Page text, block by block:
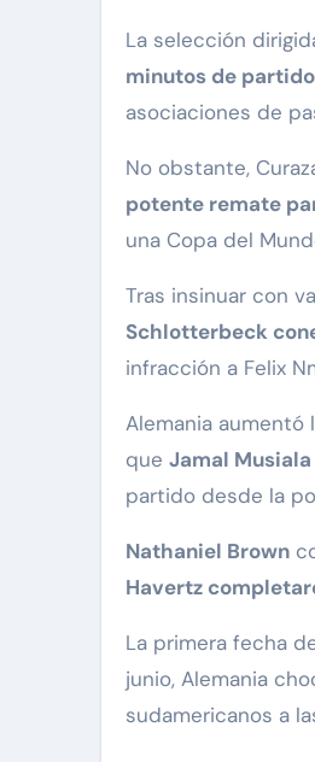
La selección
minutos de partido
asociaciones de
No obstante,
potente remate
una Copa del
Tras insinuar con
Schlotterbeck
infracción a Felix
Alemania
que Jamal Musiala
partido desde la
Nathaniel Brown
Havertz
La primera fecha
junio, Alemania
sudamericanos a